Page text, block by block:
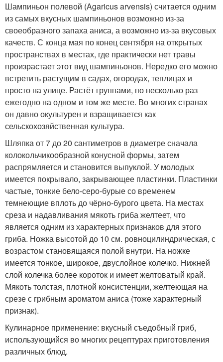
Шампиньон полевой (Agaricus arvensis) считается одним
из самых вкусных шампиньонов возможно из-за
своеобразного запаха аниса, а возможно из-за вкусовых
качеств. С конца мая по конец сентября на открытых
пространствах в местах, где практически нет травы
произрастает этот вид шампиньонов. Нередко его можно
встретить растущим в садах, огородах, теплицах и
просто на улице. Растёт группами, по несколько раз
ежегодно на одном и том же месте. Во многих странах
он давно окультурен и взращивается как
сельскохозяйственная культура.
Шляпка от 7 до 20 сантиметров в диаметре сначала
колокольчикообразной конусной формы, затем
распрямляется и становится выпуклой. У молодых
имеется покрывало, закрывающее пластинки. Пластинки
частые, тонкие бело-серо-бурые со временем
темнеющие вплоть до чёрно-бурого цвета. На местах
среза и надавливания мякоть гриба желтеет, что
является одним из характерных признаков для этого
гриба. Ножка высотой до 10 см. ровноцилиндрическая, с
возрастом становящаяся полой внутри. На ножке
имеется тонкое, широкое, двуслойное колечко. Нижней
слой колечка более короток и имеет желтоватый край.
Мякоть толстая, плотной консистенции, желтеющая на
срезе с грибным ароматом аниса (тоже характерный
признак).
Кулинарное применение: вкусный съедобный гриб,
использующийся во многих рецептурах приготовления
различных блюд.